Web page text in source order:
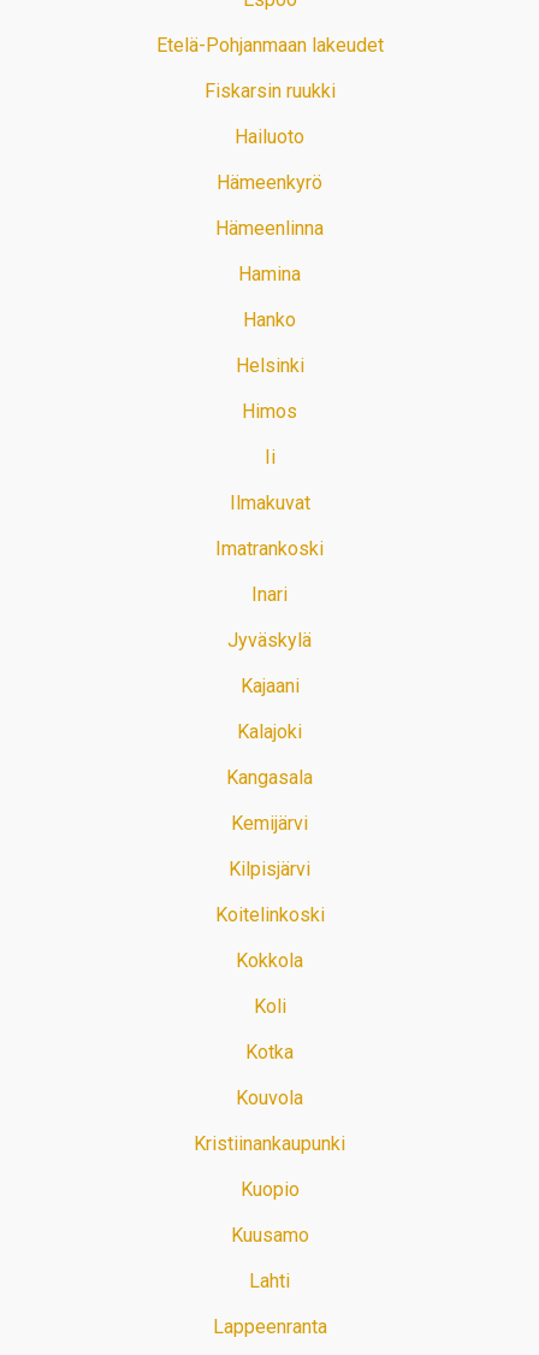
Etelä-Pohjanmaan lakeudet
Fiskarsin ruukki
Hailuoto
Hämeenkyrö
Hämeenlinna
Hamina
Hanko
Helsinki
Himos
Ii
Ilmakuvat
Imatrankoski
Inari
Jyväskylä
Kajaani
Kalajoki
Kangasala
Kemijärvi
Kilpisjärvi
Koitelinkoski
Kokkola
Koli
Kotka
Kouvola
Kristiinankaupunki
Kuopio
Kuusamo
Lahti
Lappeenranta